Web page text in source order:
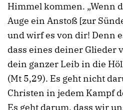
Himmel kommen. „Wenn
Auge ein Anstoß [zur
und wirf es von dir! Denn
dass eines deiner Glieder
dein ganzer Leib in die
(Mt 5,29). Es geht nicht
Christen in jedem Kampf
Es geht darum, dass wir